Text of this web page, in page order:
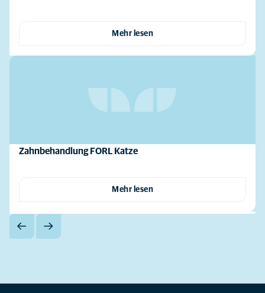
Mehr lesen
Zahnbehandlung FORL Katze
Mehr lesen